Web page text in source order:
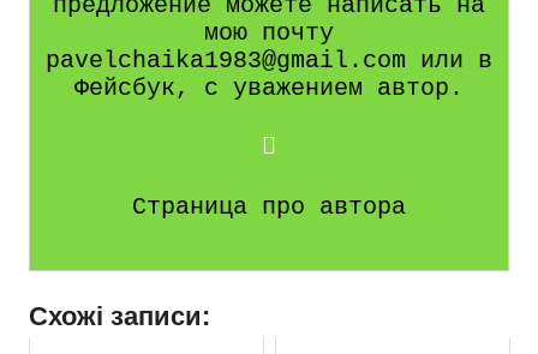
мою почту
pavelchaika1983@gmail.com или в
Фейсбук, с уважением автор.
Страница про автора
Схожі записи: